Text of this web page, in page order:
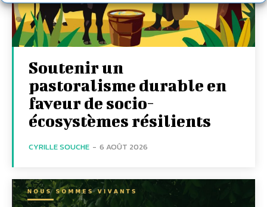
Soutenir un
pastoralisme durable en
faveur de socio-
écosystèmes résilients
CYRILLE SOUCHE - 6 AOÛT 2026